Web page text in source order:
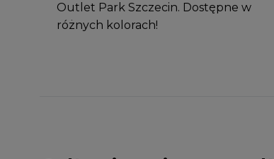
Outlet Park Szczecin. Dostępne w
różnych kolorach!